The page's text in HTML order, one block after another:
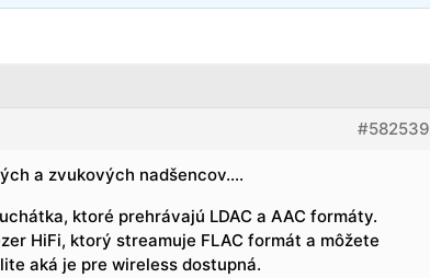
#582539
a zvukových nadšencov….
ktoré prehrávajú LDAC a AAC formáty.
HiFi, ktorý streamuje FLAC formát a môžete
aká je pre wireless dostupná.